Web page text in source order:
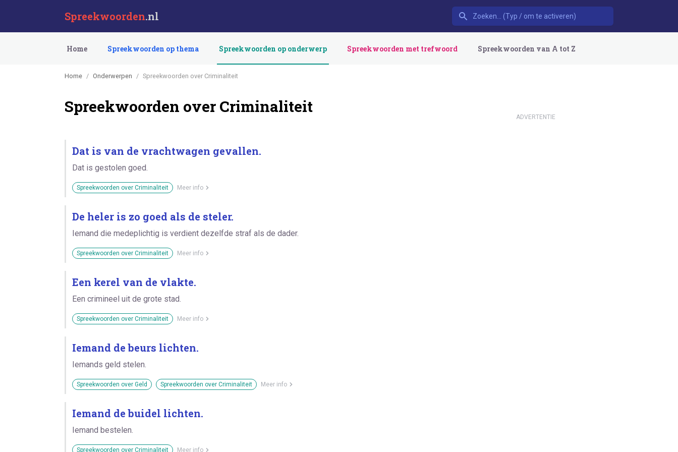
Spreekwoorden.nl
Home Spreekwoorden op thema Spreekwoorden op onderwerp Spreekwoorden met trefwoord Spreekwoorden van A tot Z
Home Onderwerpen Spreekwoorden over Criminaliteit
Spreekwoorden over Criminaliteit
Dat is van de vrachtwagen gevallen.
Dat is gestolen goed.
Spreekwoorden over Criminaliteit Meer info
De heler is zo goed als de steler.
Iemand die medeplichtig is verdient dezelfde straf als de dader.
Spreekwoorden over Criminaliteit Meer info
Een kerel van de vlakte.
Een crimineel uit de grote stad.
Spreekwoorden over Criminaliteit Meer info
Iemand de beurs lichten.
Iemands geld stelen.
Spreekwoorden over Geld Spreekwoorden over Criminaliteit Meer info
Iemand de buidel lichten.
Iemand bestelen.
Spreekwoorden over Criminaliteit Meer info
ADVERTENTIE